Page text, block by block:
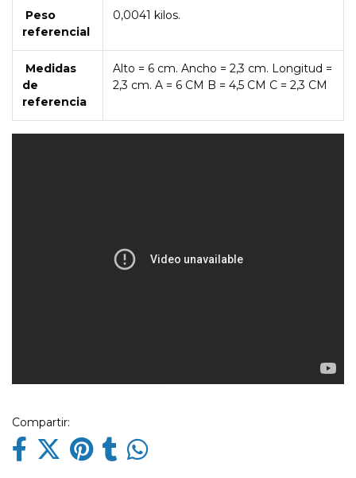
Peso
referencial
0,0041 kilos.
Medidas
de
referencia
Alto = 6 cm. Ancho = 2,3 cm. Longitud =
2,3 cm. A = 6 CM B = 4,5 CM C = 2,3 CM
Compartir: